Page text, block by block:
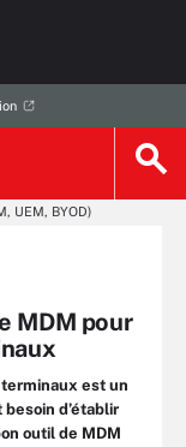
UEM, BYOD)
MDM pour
est un
d’établir
outil de MDM